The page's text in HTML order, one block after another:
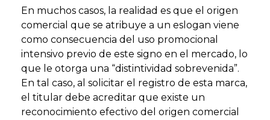
En muchos casos, la realidad es que el origen
comercial que se atribuye a un eslogan viene
como consecuencia del uso promocional
intensivo previo de este signo en el mercado, lo
que le otorga una “distintividad sobrevenida”.
En tal caso, al solicitar el registro de esta marca,
el titular debe acreditar que existe un
reconocimiento efectivo del origen comercial